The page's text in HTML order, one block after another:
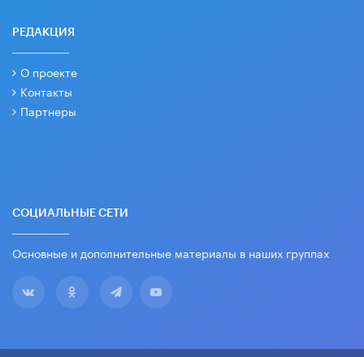
РЕДАКЦИЯ
О проекте
Контакты
Партнеры
СОЦИАЛЬНЫЕ СЕТИ
Основные и дополнительные материалы в наших группах